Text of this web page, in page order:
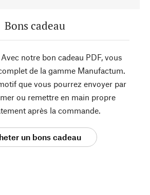
Bons cadeau
notre bon cadeau PDF, vous
de la gamme Manufactum.
que vous pourrez envoyer par
ou remettre en main propre
après la commande.
un bons cadeau